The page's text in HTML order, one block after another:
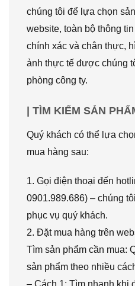
chúng tôi để lựa chọn
website, toàn bộ thông
chính xác và chân thực,
ảnh thực tế được chúng
phòng công ty.
| TÌM KIẾM SẢN
Quý khách có thể lựa
mua hàng sau:
1. Gọi điện thoại đến
0901.989.686) – chúng
phục vụ quý khách.
2. Đặt mua hàng trên
Tìm sản phẩm cần mua:
sản phẩm theo nhiều